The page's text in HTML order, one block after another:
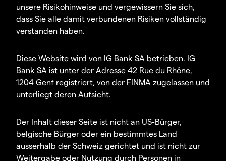
unsere Risikohinweise und vergewissern Sie sich,
dass Sie alle damit verbundenen Risiken vollständig
verstanden haben.
Diese Website wird von IG Bank SA betrieben. IG
Bank SA ist unter der Adresse 42 Rue du Rhône,
1204 Genf registriert, von der FINMA zugelassen und
unterliegt deren Aufsicht.
Der Inhalt dieser Seite ist nicht an US-Bürger,
belgische Bürger oder ein bestimmtes Land
ausserhalb der Schweiz gerichtet und ist nicht zur
Weitergabe oder Nutzung durch Personen in